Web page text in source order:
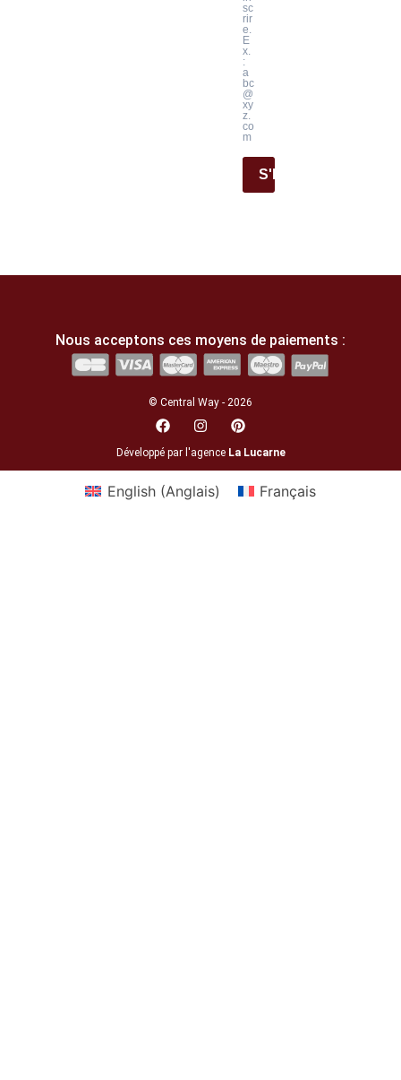
sc
rir
e.
E
x.
:
a
bc
@
xy
z.
co
m
S'INSCRIRE
Nous acceptons ces moyens de paiements :
© Central Way - 2026
Développé par l'agence La Lucarne
English(Anglais) Français